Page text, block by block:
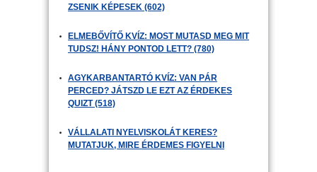
ZSENIK KÉPESEK (602)
ELMEBŐVÍTŐ KVÍZ: MOST MUTASD MEG MIT
TUDSZ! HÁNY PONTOD LETT? (780)
AGYKARBANTARTÓ KVÍZ: VAN PÁR
PERCED? JÁTSZD LE EZT AZ ÉRDEKES
QUIZT (518)
VÁLLALATI NYELVISKOLÁT KERES?
MUTATJUK, MIRE ÉRDEMES FIGYELNI